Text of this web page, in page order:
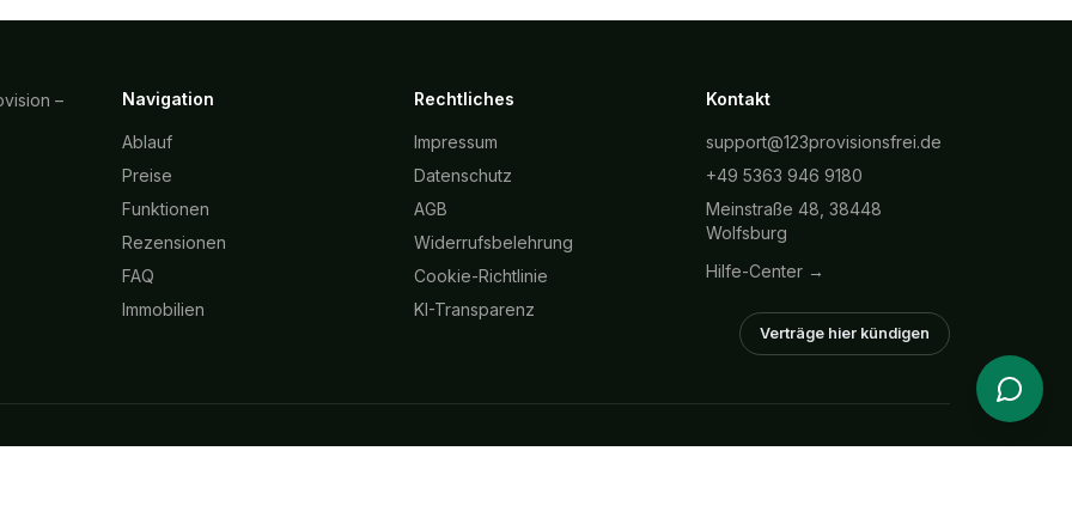
– Navigation
Ablauf
Preise
Funktionen
Rezensionen
FAQ
Immobilien
Rechtliches
Impressum
Datenschutz
AGB
Widerrufsbelehrung
Cookie-Richtlinie
KI-Transparenz
Kontakt
support@123provisionsfrei.de
+49 5363 946 9180
Meinstraße 48, 38448
Wolfsburg
Hilfe-Center →
Verträge hier kündigen